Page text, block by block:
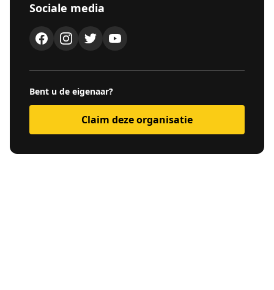
Sociale media
Bent u de eigenaar?
Claim deze organisatie